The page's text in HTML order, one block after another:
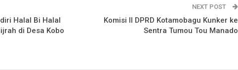
Halal Bi Halal
di Desa Kobo
NEXT POST
Komisi II DPRD Kotamobagu Kunker ke
Sentra Tumou Tou Manado